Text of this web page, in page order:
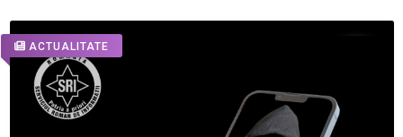
ACTUALITATE